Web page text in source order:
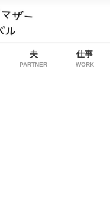
夫
PARTNER
仕事
WORK